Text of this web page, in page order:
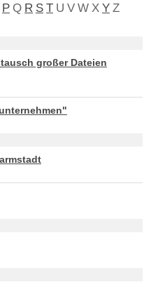
P Q R S T U V W X Y Z
großer Dateien